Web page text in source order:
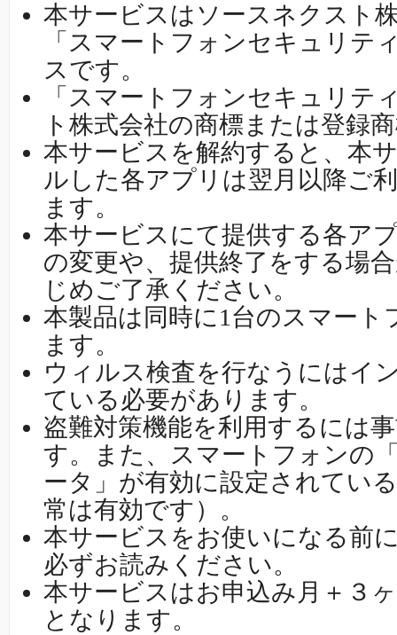
本サービスはソースネクスト
「スマートフォンセキュリテ
スです。
「スマートフォンセキュリテ
ト株式会社の商標または登録
本サービスを解約すると、本
ルした各アプリは翌月以降ご
ます。
本サービスにて提供する各ア
の変更や、提供終了をする場
じめご了承ください。
本製品は同時に1台のスマート
ます。
ウィルス検査を行なうにはイ
ている必要があります。
盗難対策機能を利用するには
す。また、スマートフォンの
ータ」が有効に設定されてい
常は有効です）。
本サービスをお使いになる前
必ずお読みください。
本サービスはお申込み月＋３
となります。